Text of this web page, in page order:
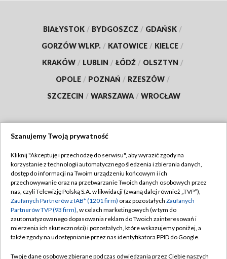
BIAŁYSTOK / BYDGOSZCZ / GDAŃSK /
GORZÓW WLKP. / KATOWICE / KIELCE /
KRAKÓW / LUBLIN / ŁÓDŹ / OLSZTYN /
OPOLE / POZNAŃ / RZESZÓW /
SZCZECIN / WARSZAWA / WROCŁAW
TVP
Abonament TVP
Emisja w TVP
Centrum informacji TVP
Naziemna Telewizja Cyfrowa
Regulamin TVP
Polityka prywatności
Moje zgody
Pomoc
Szanujemy Twoją prywatność
Kliknij "Akceptuję i przechodzę do serwisu", aby wyrazić zgody na
korzystanie z technologii automatycznego śledzenia i zbierania danych,
dostęp do informacji na Twoim urządzeniu końcowym i ich
przechowywanie oraz na przetwarzanie Twoich danych osobowych przez
nas, czyli Telewizję Polską S.A. w likwidacji (zwaną dalej również „TVP”),
Zaufanych Partnerów z IAB* (1201 firm) oraz pozostałych Zaufanych
Partnerów TVP (93 firm), w celach marketingowych (w tym do
zautomatyzowanego dopasowania reklam do Twoich zainteresowań i
mierzenia ich skuteczności) i pozostałych, które wskazujemy poniżej, a
także zgody na udostępnianie przez nas identyfikatora PPID do Google.
Twoje dane osobowe zbierane podczas odwiedzania przez Ciebie naszych